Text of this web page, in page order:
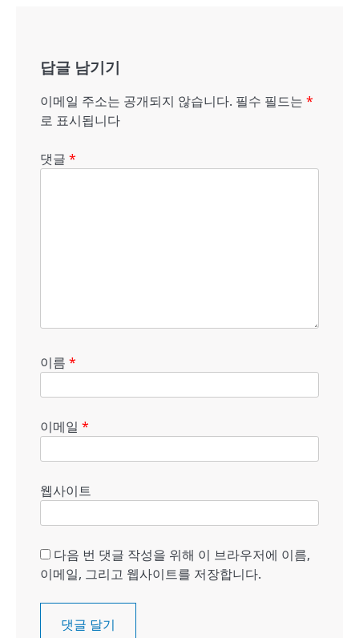
답글 남기기
이메일 주소는 공개되지 않습니다. 필수 필드는 *
로 표시됩니다
댓글 *
이름 *
이메일 *
웹사이트
다음 번 댓글 작성을 위해 이 브라우저에 이름,
이메일, 그리고 웹사이트를 저장합니다.